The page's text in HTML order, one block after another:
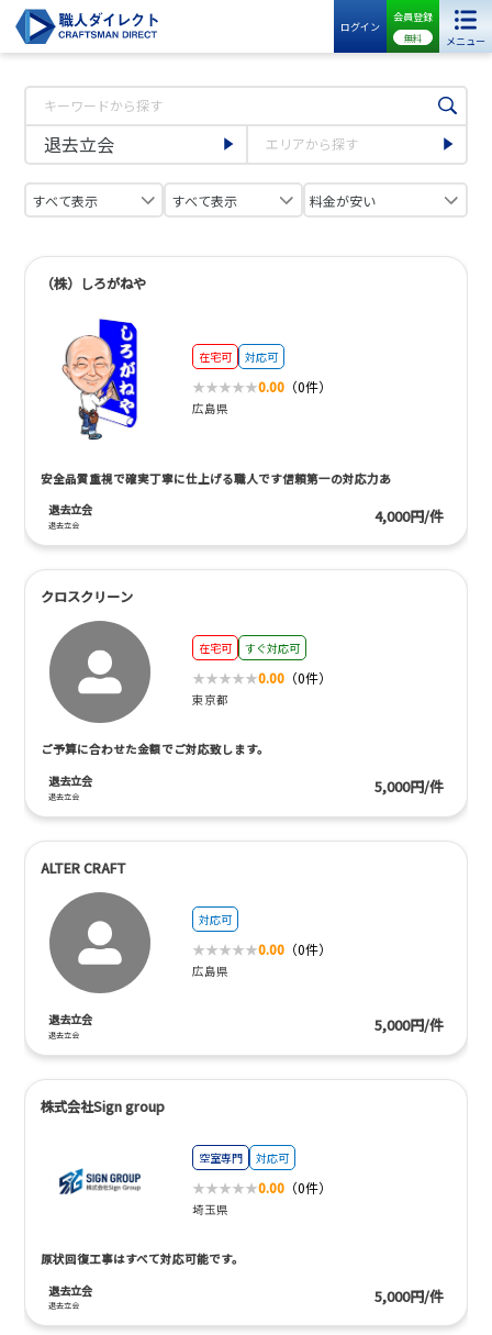
ログイン
会員登録
無料 メニュー
（株）しろがねや
在宅可 対応可
0.00 （0件）
広島県
安全品質重視で確実丁寧に仕上げる職人です信頼第一の対応力あ
退去立会
退去立会 4,000円/件
クロスクリーン
在宅可 すぐ対応可
0.00 （0件）
東京都
ご予算に合わせた金額でご対応致します。
退去立会
退去立会 5,000円/件
ALTER CRAFT
対応可
0.00 （0件）
広島県
退去立会
退去立会 5,000円/件
株式会社Sign group
空室専門 対応可
0.00 （0件）
埼玉県
原状回復工事はすべて対応可能です。
退去立会
退去立会 5,000円/件